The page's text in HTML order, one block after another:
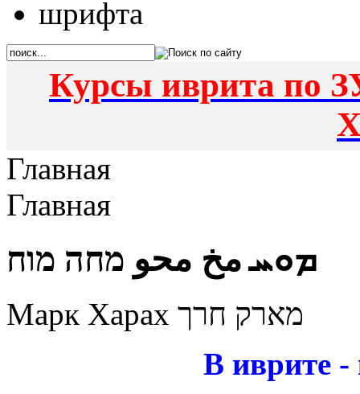
Курсы иврита по
Главная
Главная
ܡܘܚ مخ محو מחה מוח
Марк Харах מארק חרך
В иврите